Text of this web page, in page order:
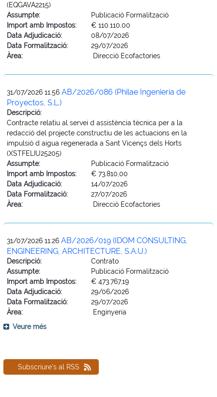
(EQGAVA2215)
Assumpte:
Publicació Formalització
Import amb Impostos:
€ 110.110,00
Data Adjudicació:
08/07/2026
Data Formalització:
29/07/2026
Àrea:
Direcció Ecofactories
31/07/2026 11:56 AB/2026/086 (Philae Ingeniería de
Proyectos, S.L.)
Descripció:
Contracte relatiu al servei d assistència tècnica per a la
redacció del projecte constructiu de les actuacions en la
impulsió d aigua regenerada a Sant Vicençs dels Horts
(XSTFELIU25205)
Assumpte:
Publicació Formalització
Import amb Impostos:
€ 73.810,00
Data Adjudicació:
14/07/2026
Data Formalització:
27/07/2026
Àrea:
Direcció Ecofactories
31/07/2026 11:26 AB/2026/019 (IDOM CONSULTING,
ENGINEERING, ARCHITECTURE, S.A.U.)
Descripció:
Contrato
Assumpte:
Publicació Formalització
Import amb Impostos:
€ 473.767,19
Data Adjudicació:
29/06/2026
Data Formalització:
29/07/2026
Àrea:
Enginyeria
Veure més
Subscriure's al RSS